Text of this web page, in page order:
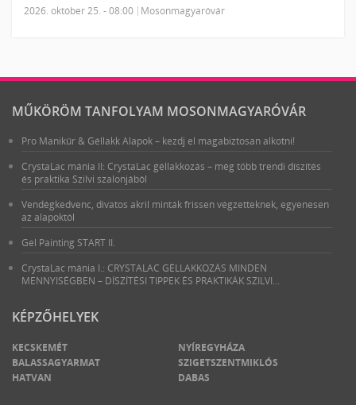
2026. október 25. - 08:00 Mosonmagyaróvár
MŰKÖRÖM TANFOLYAM MOSONMAGYARÓVÁR
Pro Manikűr & Géllakk Alapok – kezdj el magabiztosan alkotni!
CrystaLac mánia II: CrystaLac géllakkozás – még több trendi díszítés
és praktika Szilvi szalonjából
Vendégkedvenc, divatos akril minták frissen végzetteknek, egyenesen
az alapoktól
Gel Painting START II.
CrystaLac mánia I.: CRYSTALAC GÉLLAKKOZÁS MINDEN
MENNYISÉGBEN – DÍSZÍTÉSI TIPPEK ÉS PRAKTIKÁK SZILVI...
KÉPZŐHELYEK
KECSKEMÉT
NYÍREGYHÁZA
BALASSAGYARMAT
SZIGETSZENTMIKLÓS
HATVAN
DABAS